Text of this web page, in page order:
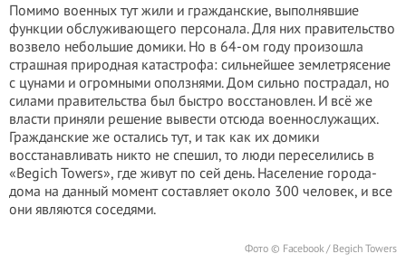
Помимо военных тут жили и гражданские, выполнявшие
функции обслуживающего персонала. Для них правительство
возвело небольшие домики. Но в 64-ом году произошла
страшная природная катастрофа: сильнейшее землетрясение
с цунами и огромными оползнями. Дом сильно пострадал, но
силами правительства был быстро восстановлен. И всё же
власти приняли решение вывести отсюда военнослужащих.
Гражданские же остались тут, и так как их домики
восстанавливать никто не спешил, то люди переселились в
«Begich Towers», где живут по сей день. Население города-
дома на данный момент составляет около 300 человек, и все
они являются соседями.
Фото © Facebook / Begich Towers